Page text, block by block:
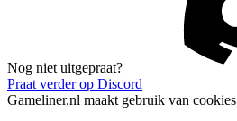
Nog niet uitgepraat?
Praat verder op Discord
Gameliner.nl maakt gebruik van cookies